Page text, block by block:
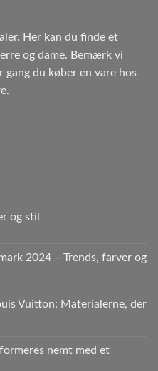
Her kan du finde et
og dame. Bemærk vi
du køber en vare hos
og stil
2024 – Trends, farver og
Vuitton: Materialerne, der
nemt med et